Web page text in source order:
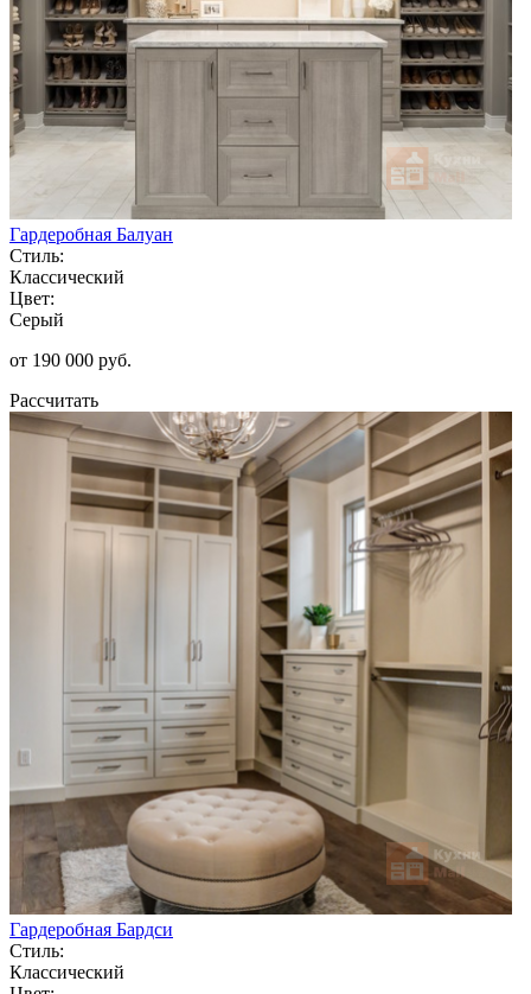
Гардеробная Балуан
Стиль:
Классический
Цвет:
Серый
от 190 000 руб.
Рассчитать
Гардеробная Бардси
Стиль:
Классический